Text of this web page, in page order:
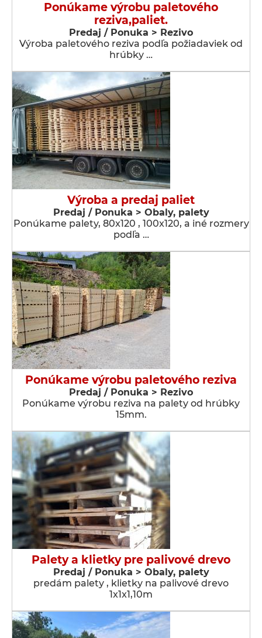
Ponúkame výrobu paletového
reziva,paliet.
Predaj / Ponuka > Rezivo
Výroba paletového reziva podľa požiadaviek od
hrúbky …
Výroba a predaj paliet
Predaj / Ponuka > Obaly, palety
Ponúkame palety, 80x120 , 100x120, a iné rozmery
podľa …
Ponúkame výrobu paletového reziva
Predaj / Ponuka > Rezivo
Ponúkame výrobu reziva na palety od hrúbky
15mm.
Palety a klietky pre palivové drevo
Predaj / Ponuka > Obaly, palety
predám palety , klietky na palivové drevo
1x1x1,10m